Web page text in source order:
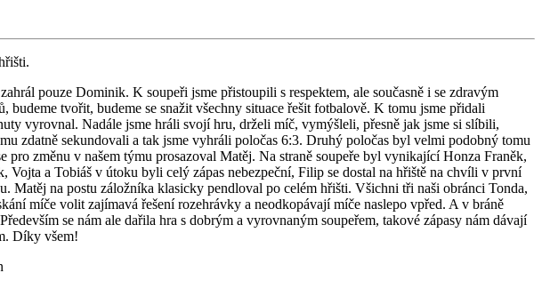
pouze Dominik. K soupeři jsme přistoupili s respektem, ale současně i se zdravým
tvořit, budeme se snažit všechny situace řešit fotbalově. K tomu jsme přidali
vyrovnal. Nadále jsme hráli svojí hru, drželi míč, vymýšleli, přesně jak jsme si slíbili,
zdatně sekundovali a tak jsme vyhráli poločas 6:3. Druhý poločas byl velmi podobný tomu
změnu v našem týmu prosazoval Matěj. Na straně soupeře byl vynikající Honza Franěk,
a Tobiáš v útoku byli celý zápas nebezpeční, Filip se dostal na hřiště na chvíli v první
Matěj na postu záložníka klasicky pendloval po celém hřišti. Všichni tři naši obránci Tonda,
míče volit zajímavá řešení rozehrávky a neodkopávají míče naslepo vpřed. A v bráně
se nám ale dařila hra s dobrým a vyrovnaným soupeřem, takové zápasy nám dávají
Díky všem!